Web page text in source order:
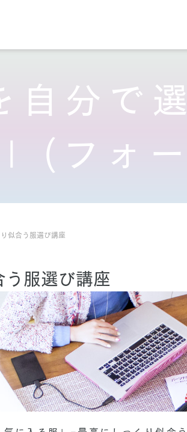
自分で
| (フォ
似合う服選び講座
う服選び講座